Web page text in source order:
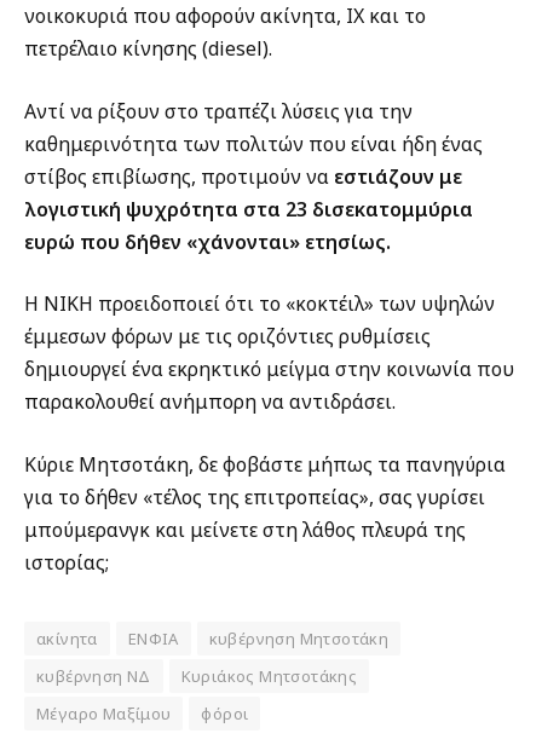
νοικοκυριά που αφορούν ακίνητα, ΙΧ και το
πετρέλαιο κίνησης (diesel).
Αντί να ρίξουν στο τραπέζι λύσεις για την
καθημερινότητα των πολιτών που είναι ήδη ένας
στίβος επιβίωσης, προτιμούν να εστιάζουν με
λογιστική ψυχρότητα στα 23 δισεκατομμύρια
ευρώ που δήθεν «χάνονται» ετησίως.
Η ΝΙΚΗ προειδοποιεί ότι το «κοκτέιλ» των υψηλών
έμμεσων φόρων με τις οριζόντιες ρυθμίσεις
δημιουργεί ένα εκρηκτικό μείγμα στην κοινωνία που
παρακολουθεί ανήμπορη να αντιδράσει.
Κύριε Μητσοτάκη, δε φοβάστε μήπως τα πανηγύρια
για το δήθεν «τέλος της επιτροπείας», σας γυρίσει
μπούμερανγκ και μείνετε στη λάθος πλευρά της
ιστορίας;
ακίνητα ΕΝΦΙΑ
κυβέρνηση Μητσοτάκη
κυβέρνηση ΝΔ
Κυριάκος Μητσοτάκης
Μέγαρο Μαξίμου
φόροι